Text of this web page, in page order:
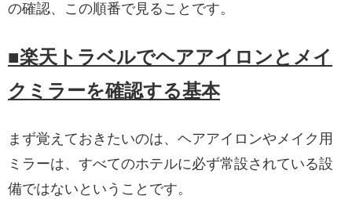
の確認、この順番で見ることです。
■楽天トラベルでヘアアイロンとメイ
クミラーを確認する基本
まず覚えておきたいのは、ヘアアイロンやメイク用
ミラーは、すべてのホテルに必ず常設されている設
備ではないということです。